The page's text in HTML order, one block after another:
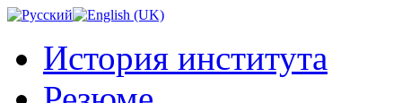
История института